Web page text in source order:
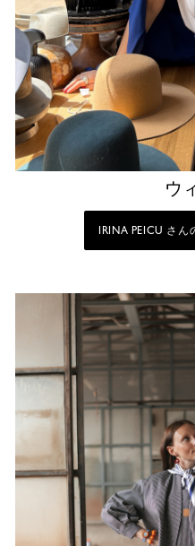
ウ
IRINA PEICU さ